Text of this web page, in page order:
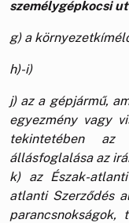
személygépkocsi
g) a
h)-i)
j) az a gépjármű,
egyezmény vagy
tekintetében az
állásfoglalása az
k) az Észak-
atlanti Szerződés
parancsnokságok,